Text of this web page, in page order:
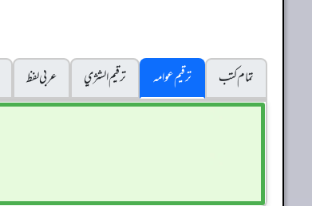
تمام کتب
ترقیم عوامہ ترقيم الشژي عربی لفظ